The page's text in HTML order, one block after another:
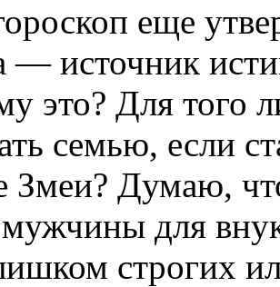
еще
— источник
это? Для того
семью, если
Змеи? Думаю,
для
строгих